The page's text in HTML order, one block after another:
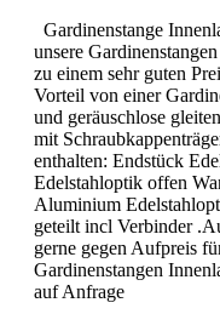
Gardinenstange
unsere
zu einem sehr guten
Vorteil von einer
und geräuschlose
mit
enthalten: Endstück
Edelstahloptik offen
Aluminium
geteilt incl Verbinder
gerne gegen Aufpreis
Gardinenstangen
auf Anfrage